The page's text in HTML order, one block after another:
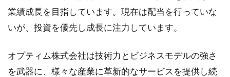
業績成長を目指しています。現在は配当を行っていな
いが、投資を優先し成長に注力しています。
オプティム株式会社は技術力とビジネスモデルの強さ
を武器に、様々な産業に革新的なサービスを提供し続